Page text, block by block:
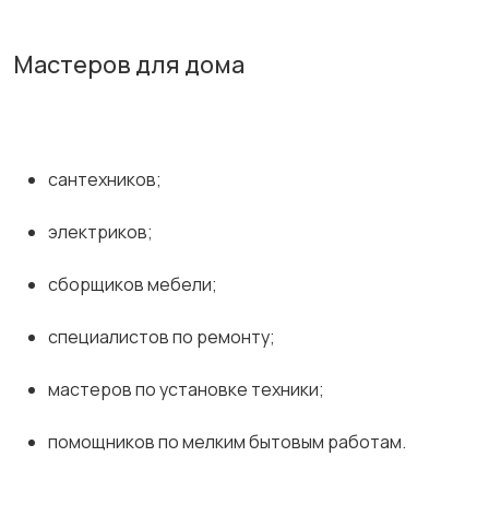
Мастеров для дома
сантехников;
электриков;
сборщиков мебели;
специалистов по ремонту;
мастеров по установке техники;
помощников по мелким бытовым работам.